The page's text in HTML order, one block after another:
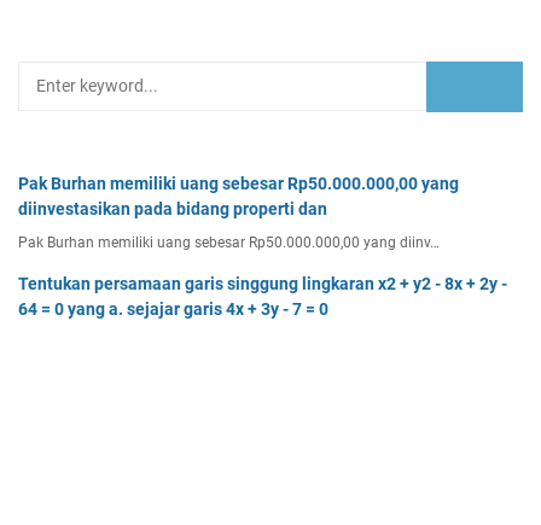
Pak Burhan memiliki uang sebesar Rp50.000.000,00 yang
diinvestasikan pada bidang properti dan
Pak Burhan memiliki uang sebesar Rp50.000.000,00 yang diinv…
Tentukan persamaan garis singgung lingkaran x2 + y2 - 8x + 2y -
64 = 0 yang a. sejajar garis 4x + 3y - 7 = 0